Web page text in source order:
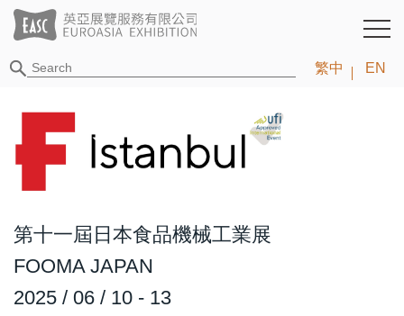
繁中 EN
第十一屆日本食品機械工業展
FOOMA JAPAN
2025 / 06 / 10 - 13